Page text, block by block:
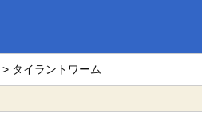
> タイラントワーム